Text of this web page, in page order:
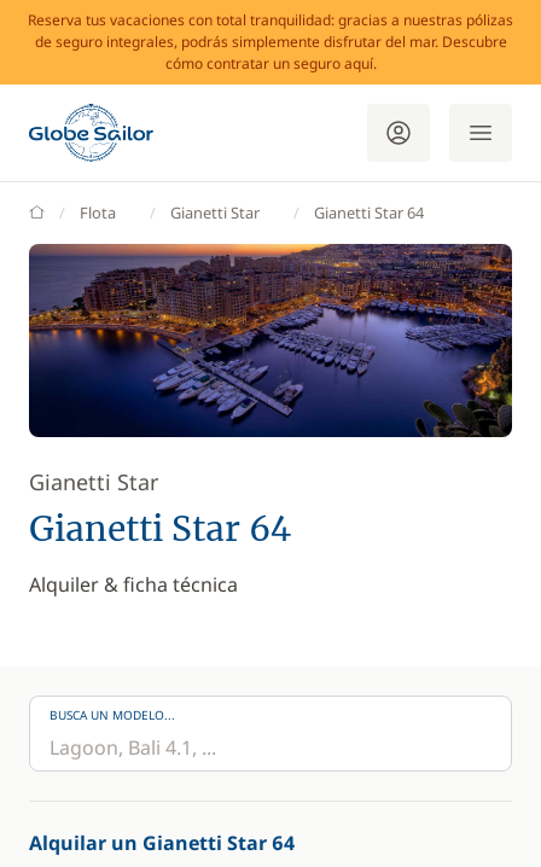
Reserva tus vacaciones con total tranquilidad: gracias a nuestras pólizas
de seguro integrales, podrás simplemente disfrutar del mar. Descubre
cómo contratar un seguro aquí.
GlobeSailor
Flota Gianetti Star Gianetti Star 64
Gianetti Star
Gianetti Star 64
Alquiler & ficha técnica
BUSCA UN MODELO...
Alquilar un Gianetti Star 64